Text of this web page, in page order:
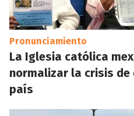
Pronunciamiento
La Iglesia católica
normalizar la crisis de
país